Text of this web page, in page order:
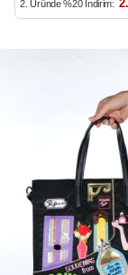
2. Üründe %20 İndirim: